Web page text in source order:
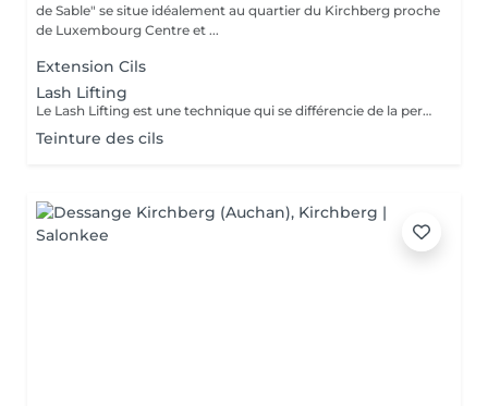
de Sable" se situe idéalement au quartier du Kirchberg proche
de Luxembourg Centre et ...
Extension Cils
Lash Lifting
Le Lash Lifting est une technique qui se différencie de la permanente des cils, par l'application d'une forme silicone sur la paupière à la place des traditionnels rouleaux: vos cils sont soulevés depuis la racine vers le haut pour un résultat oeil de biche, visible durant 6 à 12 semaines selon la texture de vos cils.
Teinture des cils